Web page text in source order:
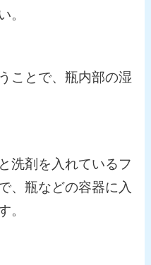
。
ことで、瓶内部の湿
洗剤を入れているフ
、瓶などの容器に入
。